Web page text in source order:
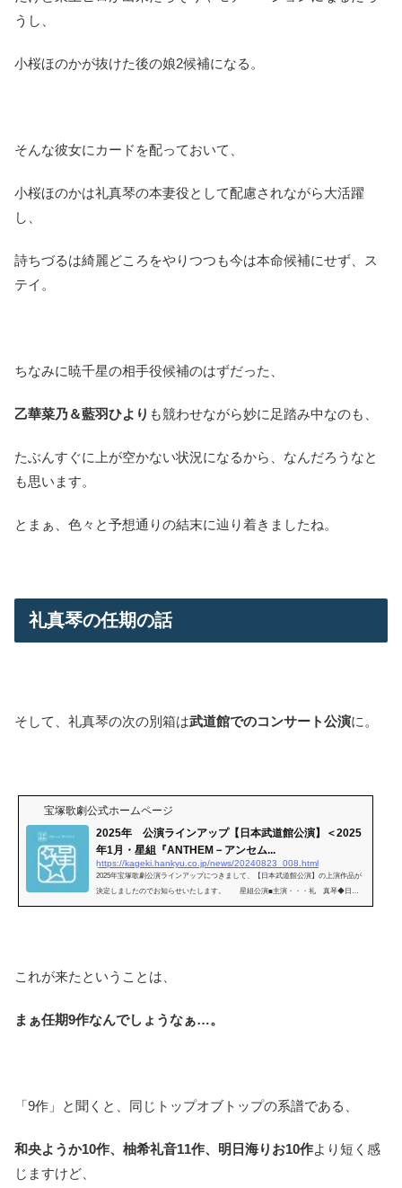
うし、
小桜ほのかが抜けた後の娘2候補になる。
そんな彼女にカードを配っておいて、
小桜ほのかは礼真琴の本妻役として配慮されながら大活躍
し、
詩ちづるは綺麗どころをやりつつも今は本命候補にせず、ス
テイ。
ちなみに暁千星の相手役候補のはずだった、
乙華菜乃＆藍羽ひより も競わせながら妙に足踏み中なのも、
たぶんすぐに上が空かない状況になるから、なんだろうなと
も思います。
とまぁ、色々と予想通りの結末に辿り着きましたね。
礼真琴の任期の話
そして、礼真琴の次の別箱は武道館でのコンサート公演に。
宝塚歌劇公式ホームページ
2025年 公演ラインアップ【日本武道館公演】＜2025
年1月・星組『ANTHEM－アンセム...
https://kageki.hankyu.co.jp/news/20240823_008.html
2025年宝塚歌劇公演ラインアップにつきまして、【日本武道館公演】の上演作品が
決定しましたのでお知らせいたします。 星組公演■主演・・・礼 真琴◆日本
武道館：2025年1月18日（土）～1月21日（
これが来たということは、
まぁ任期9作なんでしょうなぁ…。
「9作」と聞くと、同じトップオブトップの系譜である、
和央ようか10作、柚希礼音11作、明日海りお10作より短く感
じますけど、